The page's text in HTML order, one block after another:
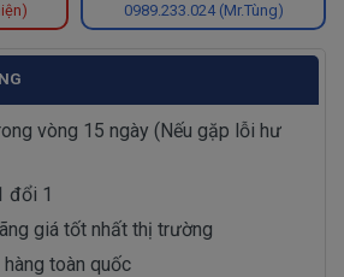
0989.233.024 (Mr.Tùng)
vòng 15 ngày (Nếu gặp lỗi hư
đổi 1
giá tốt nhất thị trường
toàn quốc